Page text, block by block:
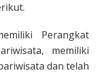
Perangkat
memiliki
dan telah